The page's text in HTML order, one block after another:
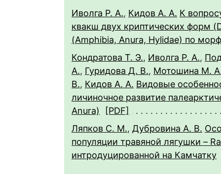
Иволга Р. А., Кидов А. А. К
квакш двух криптических форм
(Amphibia, Anura, Hylidae) по
Кондратова Т. Э., Иволга Р. А.,
А., Гуридова Д. В., Мотошина М.
В., Кидов А. А. Видовые
личиночное развитие
Anura)
[PDF]
Ляпков С. М., Дубровина А. В.
популяции травяной лягушки –
интродуцированной на Камчатку